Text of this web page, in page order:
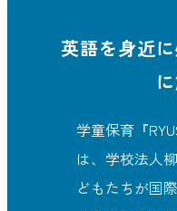
英語を身近
学童保育『
は、学校法人
どもたちが国